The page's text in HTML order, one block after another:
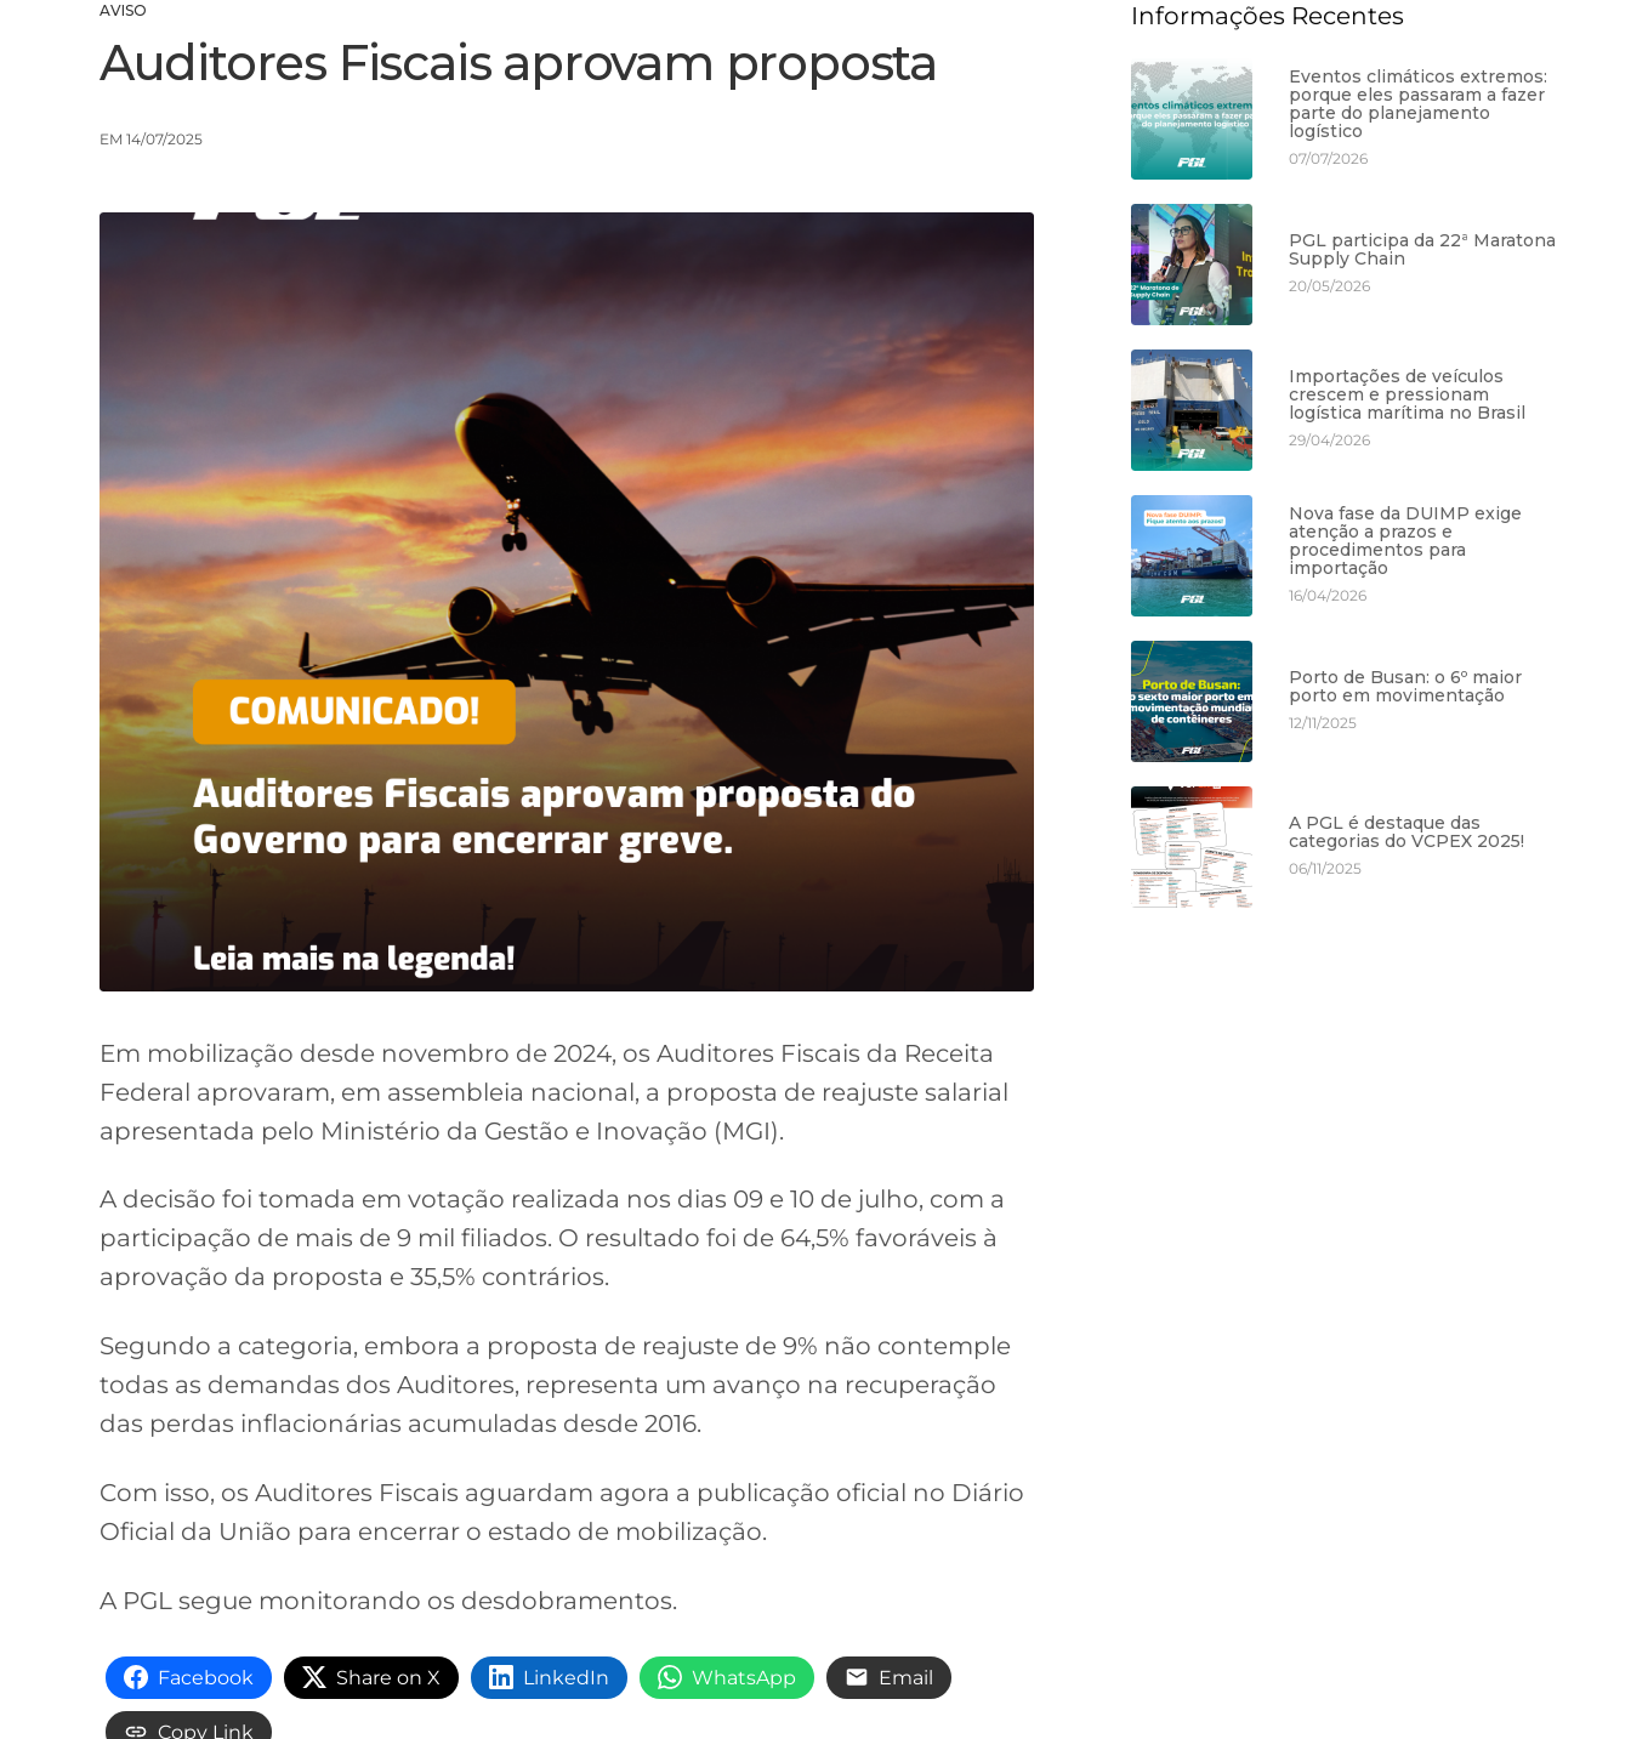
AVISO
Auditores Fiscais aprovam proposta
EM 14/07/2025
Em mobilização desde novembro de 2024, os Auditores Fiscais da Receita
Federal aprovaram, em assembleia nacional, a proposta de reajuste salarial
apresentada pelo Ministério da Gestão e Inovação (MGI).
A decisão foi tomada em votação realizada nos dias 09 e 10 de julho, com a
participação de mais de 9 mil filiados. O resultado foi de 64,5% favoráveis à
aprovação da proposta e 35,5% contrários.
Segundo a categoria, embora a proposta de reajuste de 9% não contemple
todas as demandas dos Auditores, representa um avanço na recuperação
das perdas inflacionárias acumuladas desde 2016.
Com isso, os Auditores Fiscais aguardam agora a publicação oficial no Diário
Oficial da União para encerrar o estado de mobilização.
A PGL segue monitorando os desdobramentos.
Facebook Share on X LinkedIn WhatsApp Email
Copy Link
Informações Recentes
Eventos climáticos extremos:
porque eles passaram a fazer
parte do planejamento
logístico
07/07/2026
PGL participa da 22ª Maratona
Supply Chain
20/05/2026
Importações de veículos
crescem e pressionam
logística marítima no Brasil
29/04/2026
Nova fase da DUIMP exige
atenção a prazos e
procedimentos para
importação
16/04/2026
Porto de Busan: o 6º maior
porto em movimentação
12/11/2025
A PGL é destaque das
categorias do VCPEX 2025!
06/11/2025